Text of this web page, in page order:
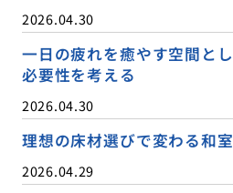
2026.04.30
一日の疲れを癒やす空間と
必要性を考える
2026.04.30
理想の床材選びで変わる和
2026.04.29